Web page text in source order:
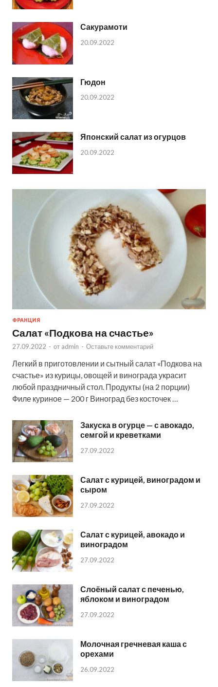
Сакурамоти
20.09.2022
Гюдон
20.09.2022
Японский салат из огурцов
20.09.2022
ФРАНЦИЯ
Салат «Подкова на счастье»
27.09.2022 - от admin - Оставьте комментарий
Легкий в приготовлении и сытный салат «Подкова на
счастье» из курицы, овощей и винограда украсит
любой праздничный стол. Продукты (на 2 порции)
Филе куриное — 200 г Виноград без косточек …
Закуска в огурце — с авокадо,
семгой и креветками
27.09.2022
Салат с курицей, виноградом и
сыром
27.09.2022
Салат с курицей, авокадо и
виноградом
27.09.2022
Слоёный салат с печенью,
яблоком и виноградом
27.09.2022
Молочная гречневая каша с
орехами
26.09.2022